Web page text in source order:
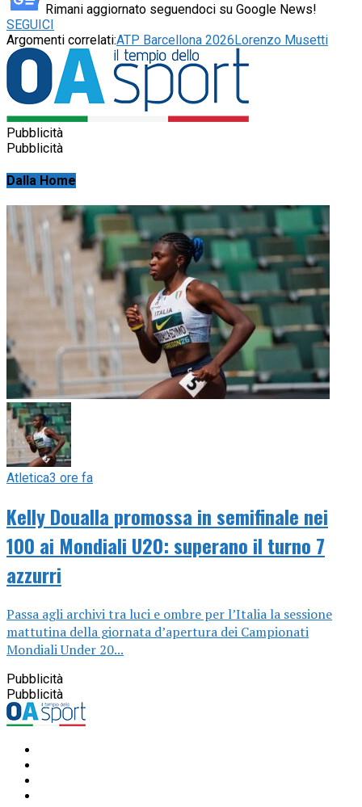
Rimani aggiornato seguendoci su Google News!
SEGUICI
Argomenti correlati:ATP Barcellona 2026Lorenzo Musetti
Pubblicità
Pubblicità
Dalla Home
Atletica3 ore fa
Kelly Doualla promossa in semifinale nei
100 ai Mondiali U20: superano il turno 7
azzurri
Passa agli archivi tra luci e ombre per l’Italia la sessione
mattutina della giornata d’apertura dei Campionati
Mondiali Under 20...
Pubblicità
Pubblicità